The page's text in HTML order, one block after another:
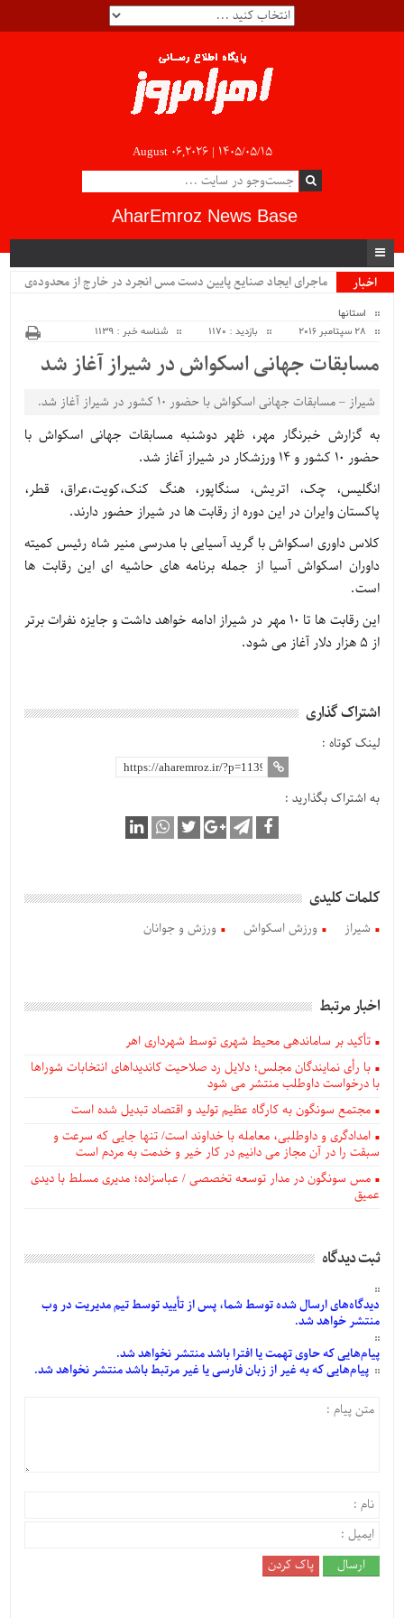
August 06,2026 | ۱۴۰۵/۰۵/۱۵
AharEmroz News Base
اخبار
ماجرای ایجاد صنایع پایین دست مس انجرد در خارج از محدوده‌ی
استانها
بازدید : 1170 شناسه خبر : 1139
مسابقات جهانی اسکواش در شیراز آغاز شد
شیراز – مسابقات جهانی اسکواش با حضور ۱۰ کشور در شیراز آغاز شد.
به گزارش خبرنگار مهر، ظهر دوشنبه مسابقات جهانی اسکواش با
حضور ۱۰ کشور و ۱۴ ورزشکار در شیراز آغاز شد.
انگلیس، چک، اتریش، سنگاپور، هنگ کنک،کویت،عراق، قطر،
پاکستان وایران در این دوره از رقابت ها در شیراز حضور دارند.
کلاس داوری اسکواش با گرید آسیایی با مدرسی منیر شاه رئیس کمیته
داوران اسکواش آسیا از جمله برنامه های حاشیه ای این رقابت ها
است.
این رقابت ها تا ۱۰ مهر در شیراز ادامه خواهد داشت و جایزه نفرات برتر
از ۵ هزار دلار آغاز می شود.
اشتراک گذاری
لینک کوتاه :
به اشتراک بگذارید :
کلمات کلیدی
شیراز ورزش اسکواش ورزش و جوانان
اخبار مرتبط
تأکید بر ساماندهی محیط شهری توسط شهرداری اهر
با رأی نمایندگان مجلس؛ دلایل رد صلاحیت کاندیداهای انتخابات شوراها
با درخواست داوطلب منتشر می شود
مجتمع سونگون به کارگاه عظیم تولید و اقتصاد تبدیل شده است
امدادگری و داوطلبی، معامله با خداوند است/ تنها جایی که سرعت و
سبقت را در آن مجاز می دانیم در کار خیر و خدمت به مردم است
مس سونگون در مدار توسعه تخصصی / عباسزاده؛ مدیری مسلط با دیدی
عمیق
ثبت دیدگاه
دیدگاه‌هایارسالشدهتوسط شما، پس ازتأییدتوسط تیم مدیریت در وب
منتشر خواهد شد.
پیام‌هاییکه حاوی تهمت یا افترا باشد منتشر نخواهد شد.
پیام‌هاییکه به غیر از زبان فارسی یا غیر مرتبط باشد منتشر نخواهد شد.